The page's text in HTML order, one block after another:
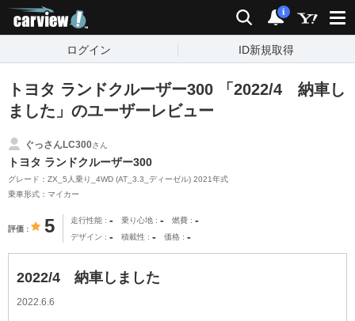
検索 通知
i
ログイン ID新規取得
トヨタ ランドクルーザー300 「2022/4 納車し
ました」のユーザーレビュー
ぐっさんLC300さん
トヨタ ランドクルーザー300
グレード：ZX_5人乗り_4WD (AT_3.3_ディーゼル) 2021年式
乗車形式：マイカー
評価 5 走行性能 - 乗り心地 - 燃費 -
デザイン - 積載性 - 価格 -
2022/4 納車しました
2022.6.6